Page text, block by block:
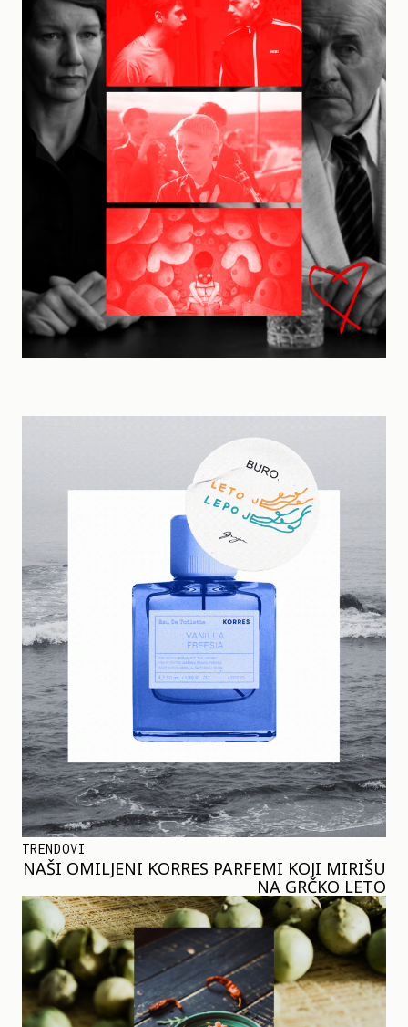
TRENDOVI
NAŠI OMILJENI KORRES PARFEMI KOJI MIRIŠU
NA GRČKO LETO